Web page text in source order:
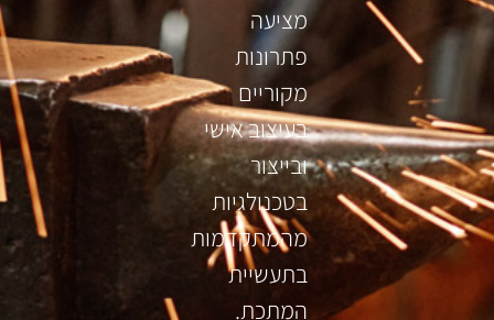
מציעה
פתרונות
מקוריים
בעיצוב אישי
ובייצור
בטכנולגיות
מהמתקדמות
בתעשיית
המתכת.